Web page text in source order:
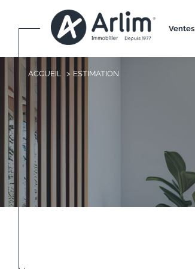
ventes
ACCUEIL ESTIMATION